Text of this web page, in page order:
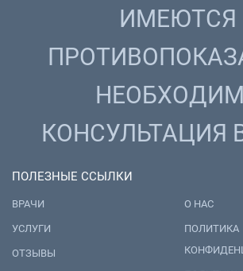
ИМЕЮТСЯ
КОНСУЛЬТАЦИЯ
ПОЛЕЗНЫЕ ССЫЛКИ
ВРАЧИ
УСЛУГИ
ОТЗЫВЫ
О НАС
ПОЛИТИКА